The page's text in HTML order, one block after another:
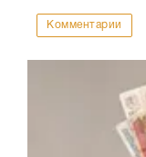
Комментарии